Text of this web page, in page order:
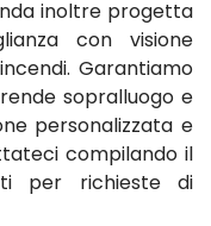
inoltre progetta
con visione
Garantiamo
sopralluogo e
personalizzata e
compilando il
per richieste di